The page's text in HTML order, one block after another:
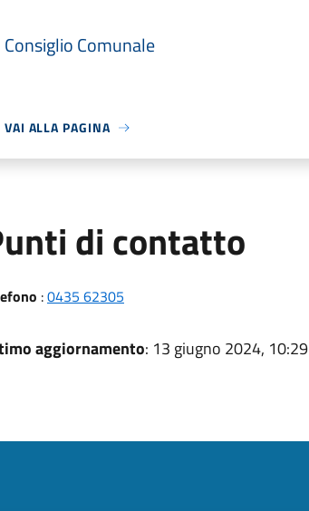
Consiglio Comunale
VAI ALLA PAGINA
di contatto
:0435 62305
aggiornamento: 13 giugno 2024, 10:29